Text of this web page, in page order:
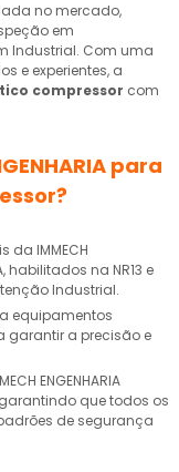
no mercado,
em
Industrial. Com uma
e experientes, a
compressor com
para
?
habilitados na NR13 e
Industrial.
garantir a precisão e
que todos os
de segurança